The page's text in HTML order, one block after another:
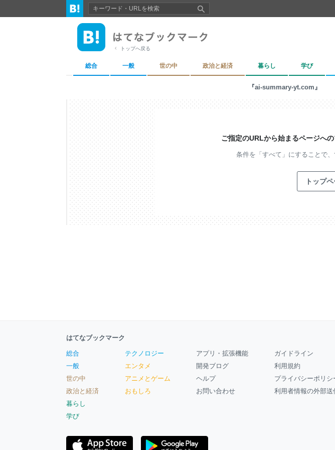
トップへ戻る
総合 一般 世の中 政治と経済 暮らし 学び
『ai-summary-yt.com』
ご指定のURLから始まるページへの
条件を「すべて」にすることで、
トップ
はてなブックマーク
総合
一般
世の中
政治と経済
暮らし
学び
テクノロジー
エンタメ
アニメとゲーム
おもしろ
アプリ・拡張機能
開発ブログ
ヘルプ
お問い合わせ
ガイドライン
利用規約
プライバシーポリシ
利用者情報の外部送